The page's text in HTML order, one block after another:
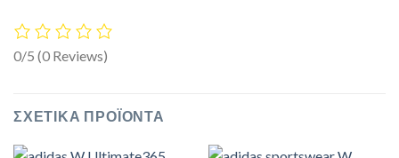
0/5 (0 Reviews)
ΣΧΕΤΙΚΆ ΠΡΟΪΌΝΤΑ